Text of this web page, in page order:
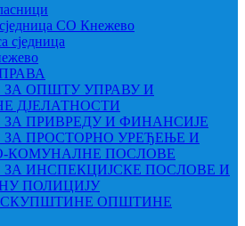
СО Кнежево
сједница
ЗА ОПШТУ УПРАВУ И
ДЈЕЛАТНОСТИ
ЗА ПРИВРЕДУ И ФИНАНСИЈЕ
ЗА ПРОСТОРНО УРЕЂЕЊЕ И
КОМУНАЛНЕ ПОСЛОВЕ
ЗА ИНСПЕКЦИЈСКЕ ПОСЛОВЕ И
ПОЛИЦИЈУ
СКУПШТИНЕ ОПШТИНЕ